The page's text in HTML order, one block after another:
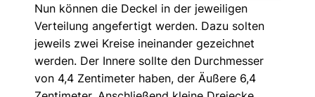
Nun können die Deckel in der jeweiligen
Verteilung angefertigt werden. Dazu solten
jeweils zwei Kreise ineinander gezeichnet
werden. Der Innere sollte den Durchmesser
von 4,4 Zentimeter haben, der Äußere 6,4